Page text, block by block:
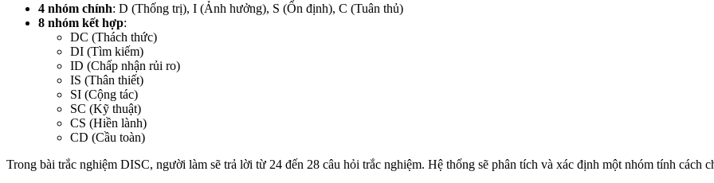
4 nhóm chính: D (Thống trị), I (Ảnh hưởng), S (Ổn định), C (Tuân thủ)
8 nhóm kết hợp:
DC (Thách thức)
DI (Tìm kiếm)
ID (Chấp nhận rủi ro)
IS (Thân thiết)
SI (Cộng tác)
SC (Kỹ thuật)
CS (Hiền lành)
CD (Cầu toàn)
Trong bài trắc nghiệm DISC, người làm sẽ trả lời từ 24 đến 28 câu hỏi trắc nghiệm. Hệ thống sẽ phân tích và xác định một nhóm tính cách